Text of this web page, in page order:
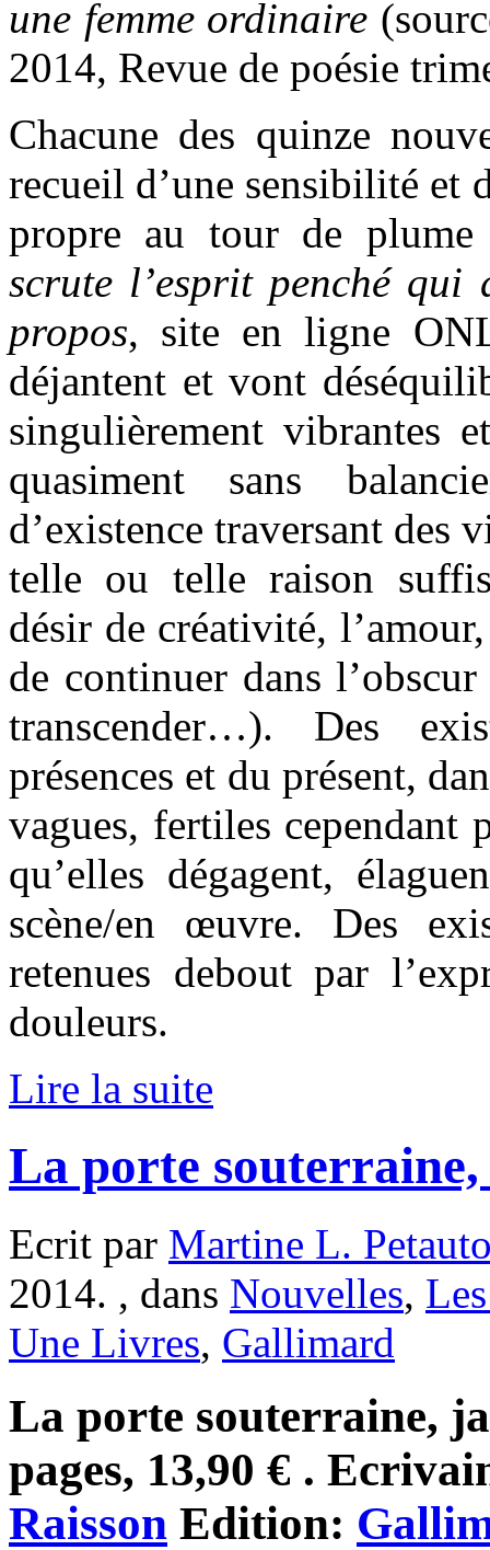
une femme ordinaire
2014, Revue de poésie
Chacune des quinze
recueil d’une sensibilité et
propre au tour de plume
scrute l’esprit penché qui
propos, site en ligne
déjantent et vont
singulièrement vibrantes
quasiment sans
d’existence traversant des
telle ou telle raison
désir de créativité,
de continuer dans
transcender…). Des
présences et du présent,
vagues, fertiles cependant
qu’elles dégagent,
scène/en œuvre. Des
retenues debout par
douleurs.
Lire la suite
La porte souterraine,
Ecrit par Martine L.
2014. , dans Nouvelles,
Une Livres, Gallimard
La porte souterraine,
pages, 13,90 € .
Raisson Edition: